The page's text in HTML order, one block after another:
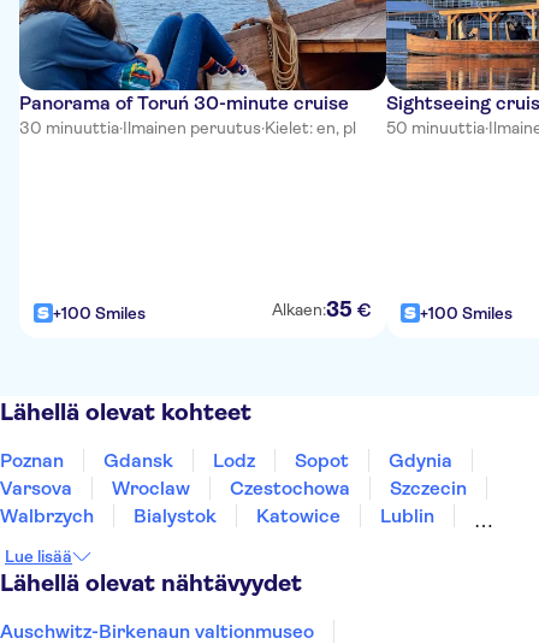
Panorama of Toruń 30-minute cruise
30 minuuttia·Ilmainen peruutus·Kielet: en, pl
+100 Smiles Alkaen:35 €
Sightseeing
50 minuuttia·
+100 Smiles
Lähellä olevat kohteet
Poznan Gdansk Lodz Sopot
Gdynia
Varsova
Wroclaw Czestochowa
Szczecin
Walbrzych
Bialystok Katowice
Lublin
Lue lisää
Lähellä olevat nähtävyydet
Auschwitz-Birkenaun valtionmuseo